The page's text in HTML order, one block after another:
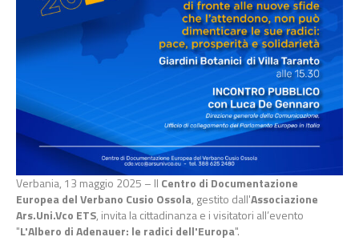
Verbania, 13 maggio 2025 – Il Centro di Documentazione
Europea del Verbano Cusio Ossola, gestito dall'Associazione
Ars.Uni.Vco ETS, invita la cittadinanza e i visitatori all’evento
"L'Albero di Adenauer: le radici dell'Europa".